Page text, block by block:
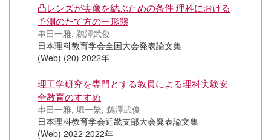
凸レンズが実像を結ぶための条件 理科における
予測のたて方の一形態
串田一雅, 鵜澤武俊
日本理科教育学会全国大会発表論文集
(Web) (20) 2022年
理工学研究を専門とする教員による理科実験安
全教育のすすめ
串田一雅, 堀一繁, 鵜澤武俊
日本理科教育学会近畿支部大会発表論文集
(Web) 2022 2022年